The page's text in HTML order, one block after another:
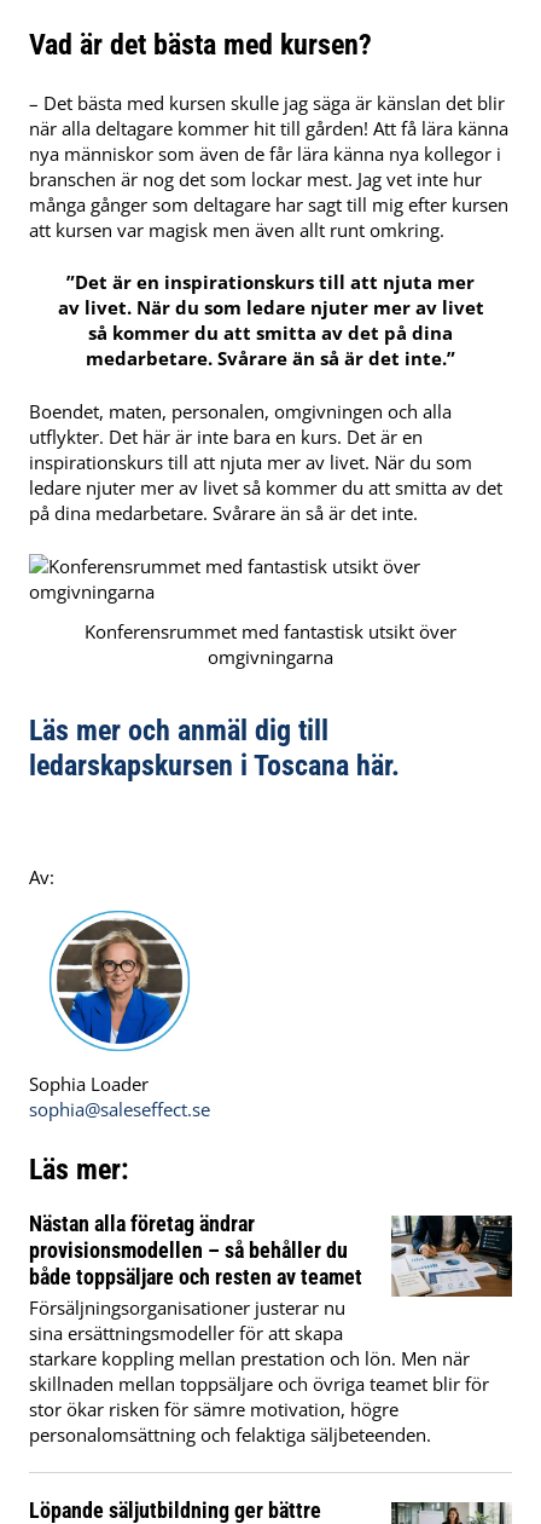
Vad är det bästa med kursen?
– Det bästa med kursen skulle jag säga är känslan det blir
när alla deltagare kommer hit till gården! Att få lära känna
nya människor som även de får lära känna nya kollegor i
branschen är nog det som lockar mest. Jag vet inte hur
många gånger som deltagare har sagt till mig efter kursen
att kursen var magisk men även allt runt omkring.
”Det är en inspirationskurs till att njuta mer
av livet. När du som ledare njuter mer av livet
så kommer du att smitta av det på dina
medarbetare. Svårare än så är det inte.”
Boendet, maten, personalen, omgivningen och alla
utflykter. Det här är inte bara en kurs. Det är en
inspirationskurs till att njuta mer av livet. När du som
ledare njuter mer av livet så kommer du att smitta av det
på dina medarbetare. Svårare än så är det inte.
Konferensrummet med fantastisk utsikt över
omgivningarna
Läs mer och anmäl dig till
ledarskapskursen i Toscana här.
Av:
Sophia Loader
sophia@saleseffect.se
Läs mer:
Nästan alla företag ändrar
provisionsmodellen – så behåller du
både toppsäljare och resten av teamet
Försäljningsorganisationer justerar nu
sina ersättningsmodeller för att skapa
starkare koppling mellan prestation och lön. Men när
skillnaden mellan toppsäljare och övriga teamet blir för
stor ökar risken för sämre motivation, högre
personalomsättning och felaktiga säljbeteenden.
Löpande säljutbildning ger bättre